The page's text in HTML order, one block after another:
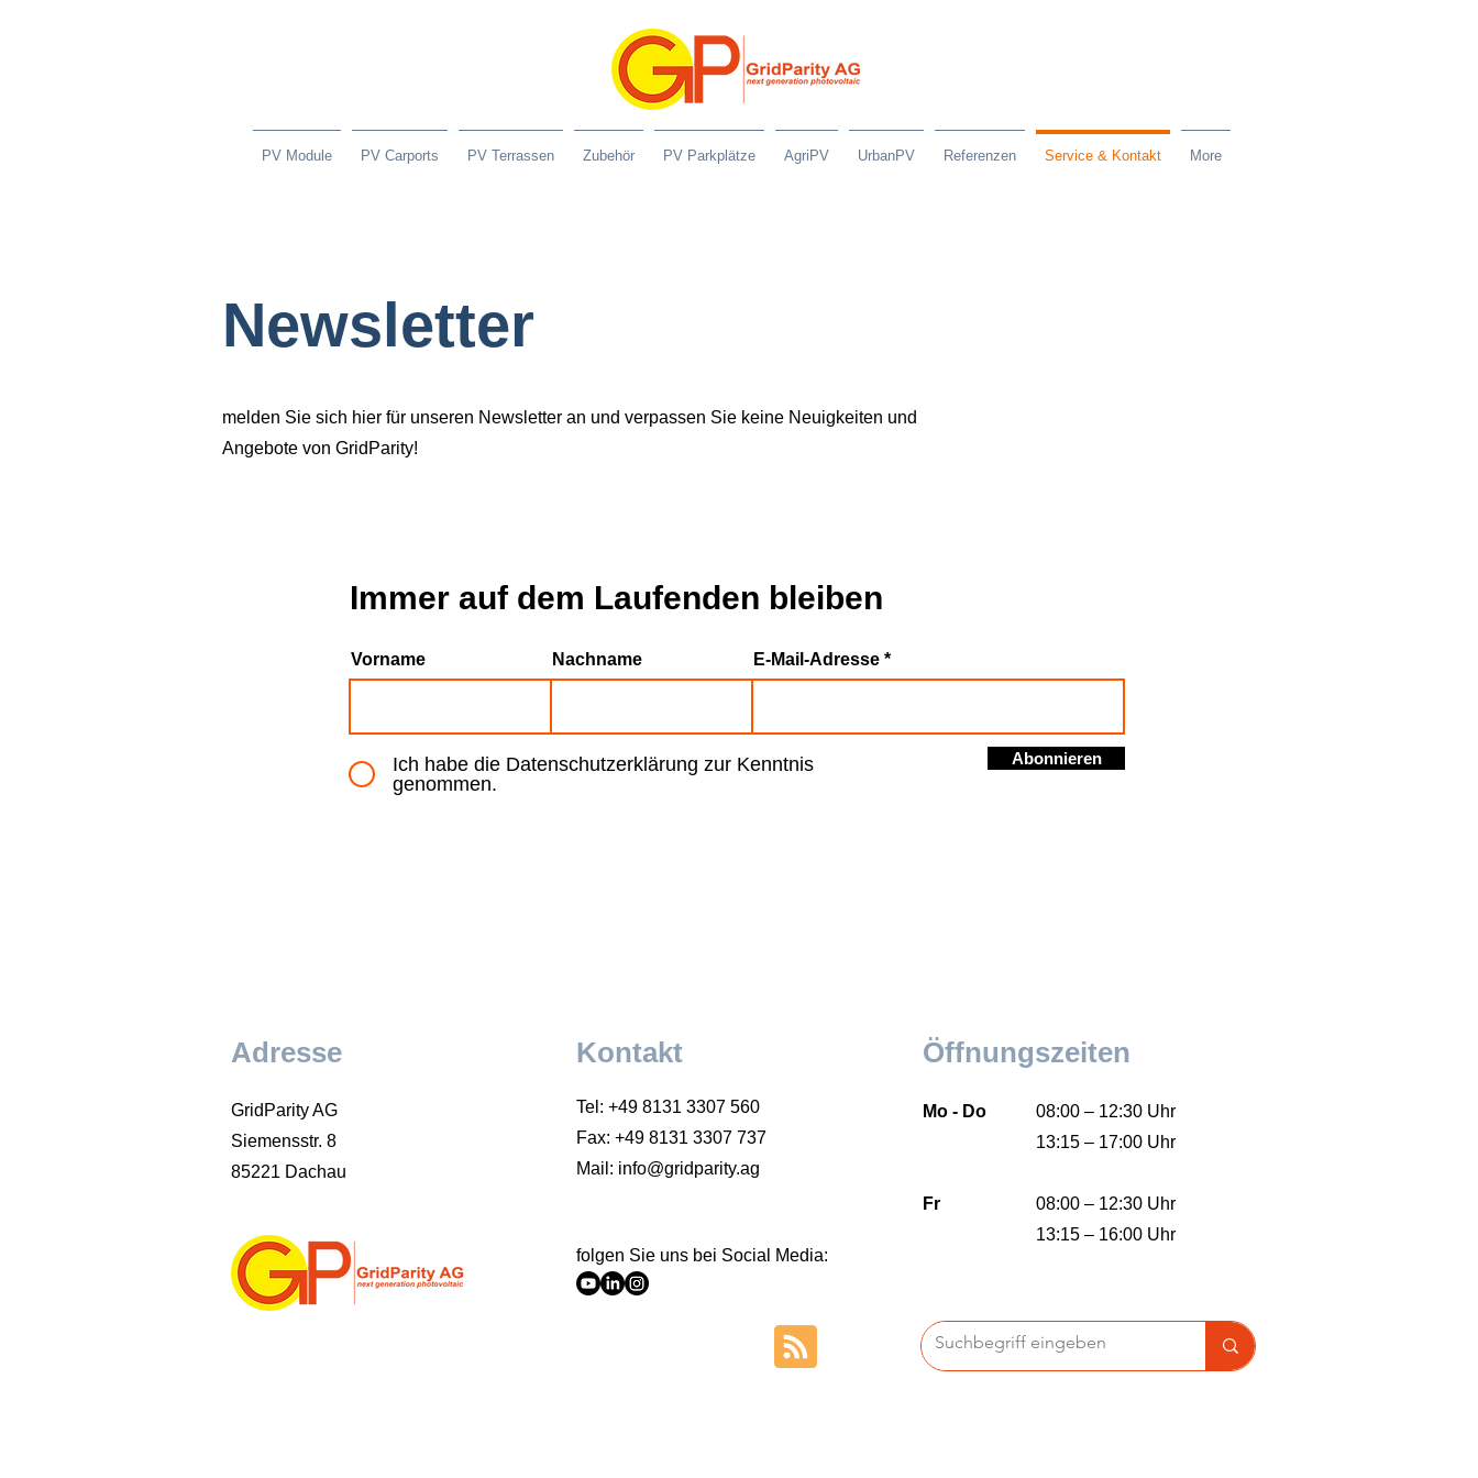
PV Module PV Carports PV Terrassen Zubehör PV Parkplätze AgriPV UrbanPV Referenzen Service & Kontakt More
Newsletter
melden Sie sich hier für unseren Newsletter an und verpassen Sie keine Neuigkeiten und
Angebote von GridParity!
Immer auf dem Laufenden bleiben
Vorname Nachname E-Mail-Adresse
Ich habe die Datenschutzerklärung zur Kenntnis
genommen.
Abonnieren
Adresse
GridParity AG
Siemensstr. 8
85221 Dachau
Kontakt
Tel: +49 8131 3307 560
Fax: +49 8131 3307 737
Mail: info@gridparity.ag
folgen Sie uns bei Social Media:
Öffnungszeiten
Mo - Do
Fr
08:00 – 12:30 Uhr
13:15 – 17:00 Uhr
08:00 – 12:30 Uhr
13:15 – 16:00 Uhr